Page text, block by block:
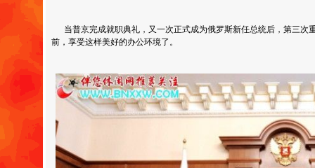
当普京完成就职典礼，又一次正式成为俄罗斯新任总统后，第三次
前，享受这样美好的办公环境了。